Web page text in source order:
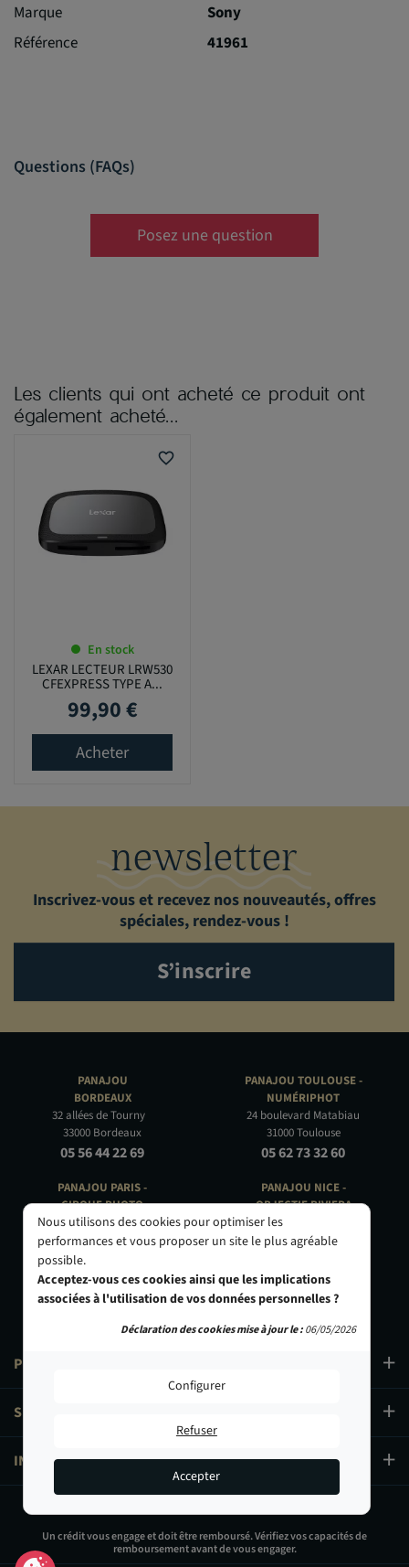
359,00 €
Ajouter au panier
Marque
Sony
Référence
41961
Questions (FAQs)
Posez une question
Les clients qui ont acheté ce produit ont
également acheté...
favorite_border
En stock
LEXAR LECTEUR LRW530
CFEXPRESS TYPE A...
Prix
99,90 €
Acheter
newsletter
Inscrivez-vous et recevez nos nouveautés, offres
spéciales, rendez-vous !
S’inscrire
PANAJOU
BORDEAUX
32 allées de Tourny
33000 Bordeaux
05 56 44 22 69
PANAJOU PARIS -
CIRQUE PHOTO
9, bd des Filles-du-Calvaire
75003 Paris
01 40 29 91 91
PRODUITS
SERVICES
INFORMATIONS
PANAJOU TOULOUSE -
NUMÉRIPHOT
24 boulevard Matabiau
31000 Toulouse
05 62 73 32 60
PANAJOU NICE -
OBJECTIF RIVIERA
24 Rue de l'Hôtel des Postes
06000 Nice
Un crédit vous engage et doit être remboursé. Vérifiez vos capacités de
remboursement avant de vous engager.
Nous utilisons des cookies pour optimiser les
performances et vous proposer un site le plus agréable
possible.
Acceptez-vous ces cookies ainsi que les implications
associées à l'utilisation de vos données personnelles ?
Configurer
Refuser
Accepter
Déclaration des cookies mise à jour le :06/05/2026